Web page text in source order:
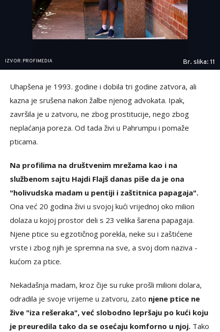
IZVOR: PROFIMEDIA Br. slika: 11
Uhapšena je 1993. godine i dobila tri godine zatvora, ali
kazna je srušena nakon žalbe njenog advokata. Ipak,
završila je u zatvoru, ne zbog prostitucije, nego zbog
neplaćanja poreza. Od tada živi u Pahrumpu i pomaže
pticama.
Na profilima na društvenim mrežama kao i na
službenom sajtu Hajdi Flajš danas piše da je ona
"holivudska madam u pentiji i zaštitnica papagaja".
Ona već 20 godina živi u svojoj kući vrijednoj oko milion
dolaza u kojoj prostor deli s 23 velika šarena papagaja.
Njene ptice su egzotičnog porekla, neke su i zaštićene
vrste i zbog njih je spremna na sve, a svoj dom naziva -
kućom za ptice.
Nekadašnja madam, kroz čije su ruke prošli milioni dolara,
odradila je svoje vrijeme u zatvoru, zato njene ptice ne
žive "iza rešeraka", već slobodno lepršaju po kući koju
je preuredila tako da se osećaju komforno u njoj. Tako